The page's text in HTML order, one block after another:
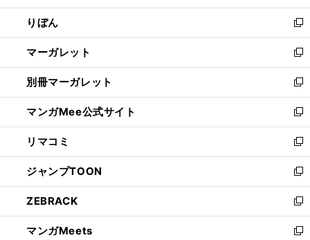
開
く
ウ
で
開
く
ン
ド
ウ
で
開
く
ウ
ィ
ン
ド
ウ
で
開
く
りぼん
新
し
い
ウ
ィ
ン
ド
ウ
で
開
く
マーガレット
新
し
い
ウ
ィ
ン
ド
ウ
で
開
く
別冊マーガレット
新
し
い
ウ
ィ
ン
ド
ウ
で
開
く
マンガMee公式サイト
新
し
い
ウ
ィ
ン
ド
ウ
で
リマコミ
新
し
い
ウ
ィ
ン
ド
ジャンプTOON
新
し
い
ウ
ィ
ZEBRACK
新
し
い
マンガMeets
新